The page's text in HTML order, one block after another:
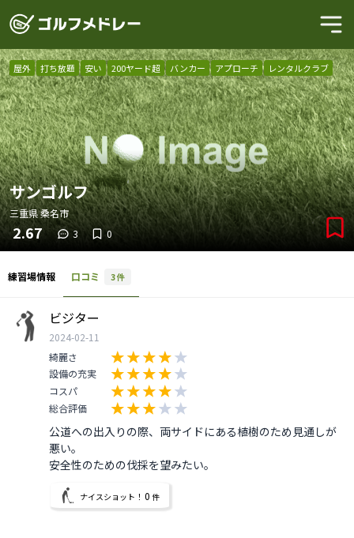
屋外 打ち放題 安い 200ヤード超 バンカー アプローチ レンタルクラブ
サンゴルフ
三重県桑名市
2.67 3 0
練習場情報 口コミ 3件
ビジター
2024-02-11
綺麗さ
設備の充実
コスパ
総合評価
公道への出入りの際、両サイドにある植樹のため見通しが
悪い。
安全性のための伐採を望みたい。
ナイスショット！ 0 件